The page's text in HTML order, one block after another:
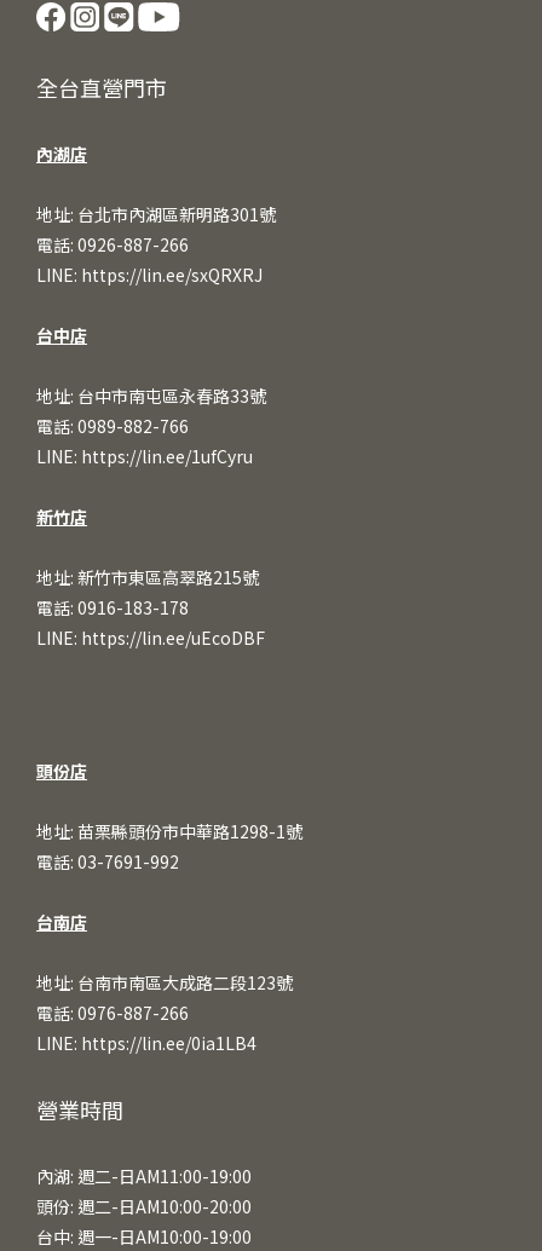
全台直營門市
內湖店
地址: 台北市內湖區新明路301號
電話: 0926-887-266
LINE: https://lin.ee/sxQRXRJ
台中店
地址: 台中市南屯區永春路33號
電話: 0989-882-766
LINE: https://lin.ee/1ufCyru
新竹店
地址: 新竹市東區高翠路215號
電話: 0916-183-178
LINE: https://lin.ee/uEcoDBF
頭份店
地址: 苗栗縣頭份市中華路1298-1號
電話: 03-7691-992
台南店
地址: 台南市南區大成路二段123號
電話: 0976-887-266
LINE: https://lin.ee/0ia1LB4
營業時間
內湖: 週二-日AM11:00-19:00
頭份: 週二-日AM10:00-20:00
台中: 週一-日AM10:00-19:00